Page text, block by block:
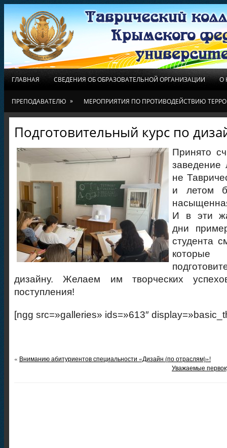
ГЛАВНАЯ СВЕДЕНИЯ ОБ ОБРАЗОВАТЕЛЬНОЙ ОРГАНИЗАЦИИ О
ПРЕПОДАВАТЕЛЮ » МЕРОПРИЯТИЯ ПО ПРОТИВОДЕЙСТВИЮ
Подготовительный курс по
Принято
заведение
не
и летом
И в эти
дни
студента
дизайну. Желаем им творческих
поступления!
[ngg src=»galleries» ids=»613″
« Вниманию абитуриентов специальности «Дизайн (по отраслям)»!
Уважаемые